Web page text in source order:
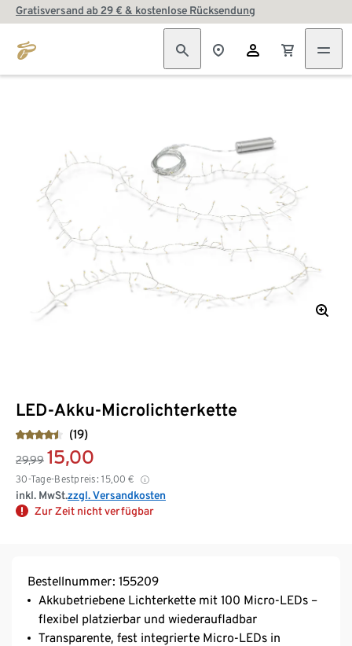
Gratisversand ab 29 € & kostenlose Rücksendung
LED-Akku-Microlichterkette
(19)
29,99 15,00
30-Tage-Bestpreis: 15,00 €
inkl. MwSt.zzgl. Versandkosten
Zur Zeit nicht verfügbar
Bestellnummer: 155209
Akkubetriebene Lichterkette mit 100 Micro-LEDs –
flexibel platzierbar und wiederaufladbar
Transparente, fest integrierte Micro-LEDs in